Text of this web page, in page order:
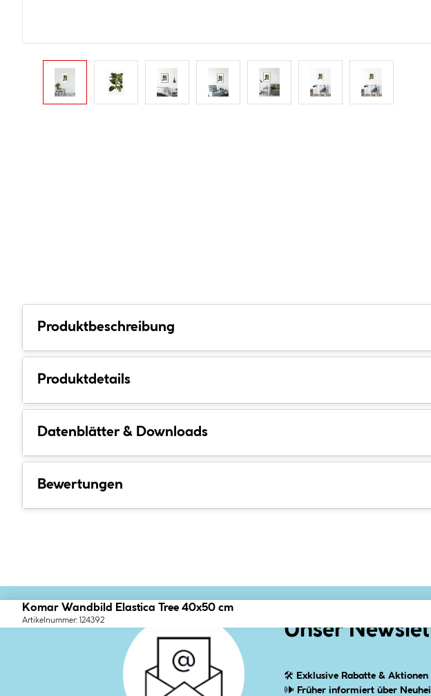
Produktbeschreibung
Produktdetails
Datenblätter & Downloads
Bewertungen
Komar Wandbild Elastica Tree 40x50 cm
Artikelnummer: 124392 Unser
🛠 Exklusive Rabatte & Aktionen
🕪 Früher informiert über